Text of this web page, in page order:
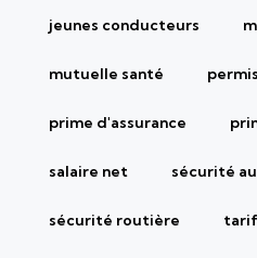
jeunes conducteurs
mutuelle santé
prime d'assurance
salaire net sécurité
sécurité routière